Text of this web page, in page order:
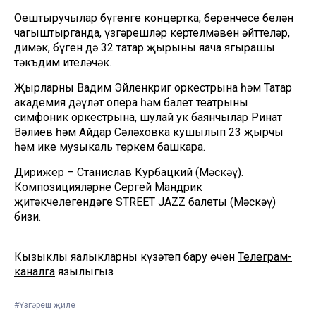
Оештыручылар бүгенге концертка, беренчесе белән
чагыштырганда, үзгәрешләр кертелмәвен әйттеләр,
димәк, бүген дә 32 татар җырының яңача яңгырашы
тәкъдим ителәчәк.
Җырларны Вадим Эйленкриг оркестрына һәм Татар
академия дәүләт опера һәм балет театрының
симфоник оркестрына, шулай ук баянчылар Ринат
Вәлиев һәм Айдар Сәләховка кушылып 23 җырчы
һәм ике музыкаль төркем башкара.
Дирижер – Станислав Курбацкий (Мәскәү).
Композицияләрне Сергей Мандрик
җитәкчелегендәге STREET JAZZ балеты (Мәскәү)
бизи.
Кызыклы яңалыкларны күзәтеп бару өчен Телеграм-
каналга язылыгыз
#Үзгәреш җиле